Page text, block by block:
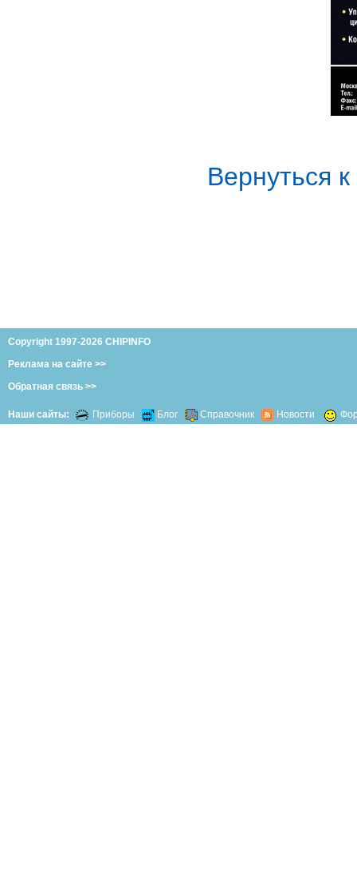
Вернуться
Copyright 1997-2026 CHIPINFO
Реклама на сайте >>
Обратная связь >>
Наши сайты: Приборы Блог Справочник Новости